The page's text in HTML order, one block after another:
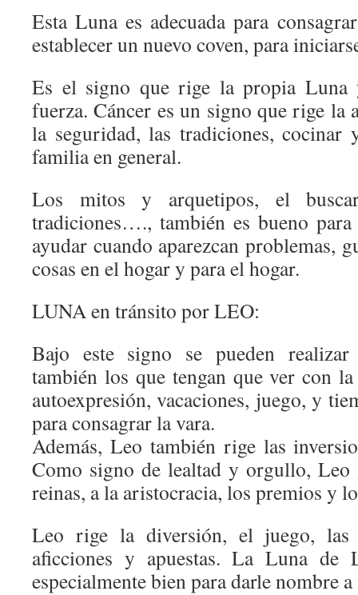
Esta Luna es adecuada para
establecer un nuevo coven, para
Es el signo que rige la propia Luna
fuerza. Cáncer es un signo que rige la
la seguridad, las tradiciones,
familia en general.
Los mitos y arquetipos, el
tradiciones…., también es bueno para
ayudar cuando aparezcan problemas,
cosas en el hogar y para el hogar.
LUNA en tránsito por LEO:
Bajo este signo se pueden realizar
también los que tengan que ver con
autoexpresión, vacaciones, juego, y
para consagrar la vara.
Además, Leo también rige las
Como signo de lealtad y orgullo, Leo
reinas, a la aristocracia, los premios y
Leo rige la diversión, el juego, las
aficciones y apuestas. La Luna de
especialmente bien para darle nombre